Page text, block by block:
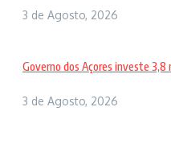
3 de Agosto, 2026
Governo dos Açores investe 3,8
3 de Agosto, 2026